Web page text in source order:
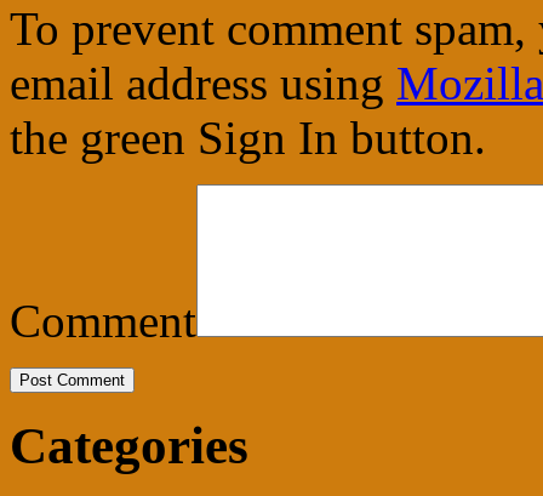
To prevent comment
email address using
the green Sign In button.
Comment
Categories